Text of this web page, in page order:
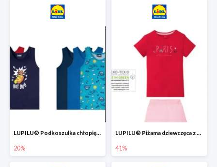
LUPILU® Podkoszulka chłopięca z bawełny -20%
20%
LUPILU® Piżama dziewczęca z bawełny -41%
41%